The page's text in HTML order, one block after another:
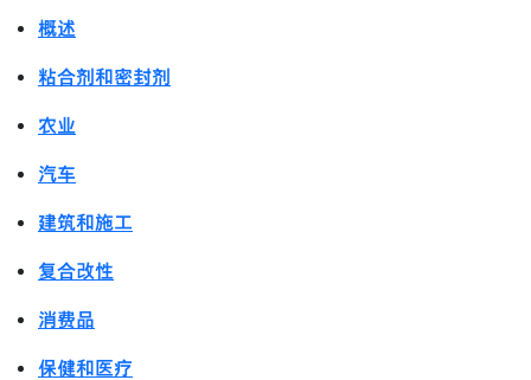
概述
粘合剂和密封剂
农业
汽车
建筑和施工
复合改性
消费品
保健和医疗